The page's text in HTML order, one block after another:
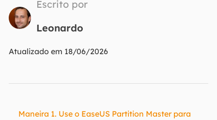
Escrito por
Leonardo
Atualizado em 18/06/2026
Maneira 1. Use o EaseUS Partition Master para